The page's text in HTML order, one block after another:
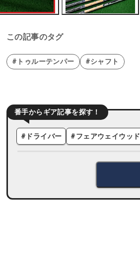
この記事のタグ
#トゥルーテンパー #シャフト
番手からギア記事を探す！
# ドライバー #フェアウェイウッド